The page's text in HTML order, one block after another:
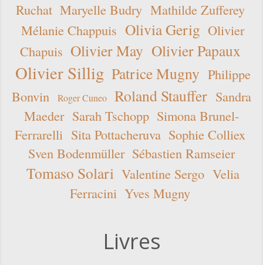
Ruchat Maryelle Budry Mathilde Zufferey
Mélanie Chappuis Olivia Gerig Olivier
Chapuis Olivier May Olivier Papaux
Olivier Sillig Patrice Mugny Philippe
Bonvin
Roger Cuneo Roland Stauffer Sandra
Maeder Sarah Tschopp Simona Brunel-
Ferrarelli Sita Pottacheruva Sophie Colliex
Sven Bodenmüller Sébastien Ramseier
Tomaso Solari Valentine Sergo Velia
Ferracini Yves Mugny
Livres